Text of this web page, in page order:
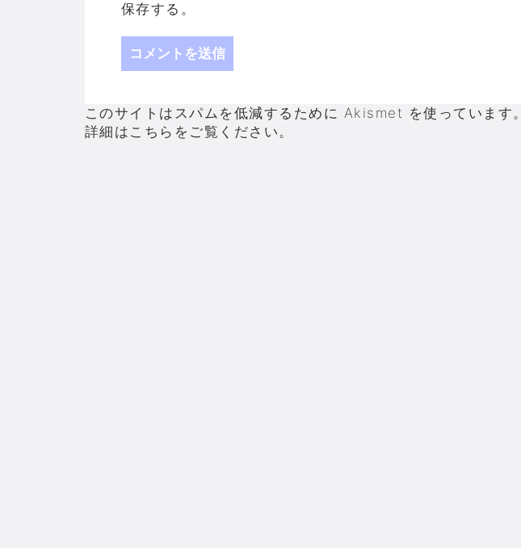
保存する。
このサイトはスパムを低減するために Akismet を使っています。
詳細はこちらをご覧ください。